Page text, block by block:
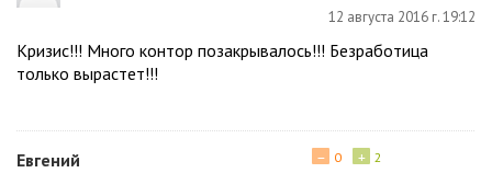
12 августа 2016 г. 19:12
Кризис!!! Много контор позакрывалось!!! Безработица
только вырастет!!!
Евгений + 2
− 0